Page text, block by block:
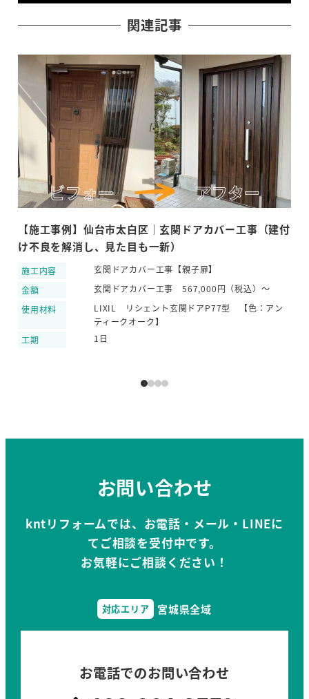
関連記事
【施工事例】仙台市太白区｜玄関ドアカバー工事（建付
け不良を解消し、見た目も一新）
施工内容
玄関ドアカバー工事【親子扉】
金額
玄関ドアカバー工事 567,000円（税込）～
使用材料
LIXIL リシェント玄関ドアP77型 【色：アン
ティークオーク】
工期
1日
お問い合わせ
kntリフォームでは、お電話・メール・LINEに
てご相談を受付中です。
お気軽にご相談ください！
対応エリア 宮城県全域
お電話でのお問い合わせ